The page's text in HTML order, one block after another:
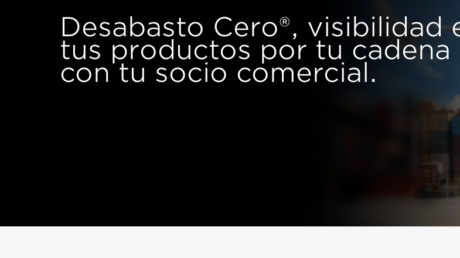
Desabasto Cero®, visibilidad
tus productos por tu
con tu socio comercial.